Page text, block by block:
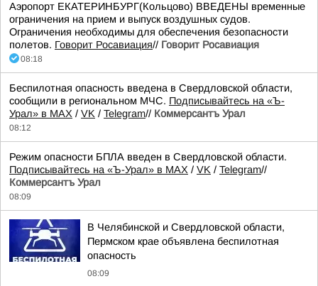
Аэропорт ЕКАТЕРИНБУРГ(Кольцово) ВВЕДЕНЫ временные
ограничения на прием и выпуск воздушных судов.
Ограничения необходимы для обеспечения безопасности
полетов. Говорит Росавиация// Говорит Росавиация
08:18
Беспилотная опасность введена в Свердловской области,
сообщили в региональном МЧС. Подписывайтесь на «Ъ-
Урал» в MAX / VK / Telegram// Коммерсантъ Урал
08:12
Режим опасности БПЛА введен в Свердловской области.
Подписывайтесь на «Ъ-Урал» в MAX / VK / Telegram//
Коммерсантъ Урал
08:09
В Челябинской и Свердловской области,
Пермском крае объявлена беспилотная
опасность
08:09